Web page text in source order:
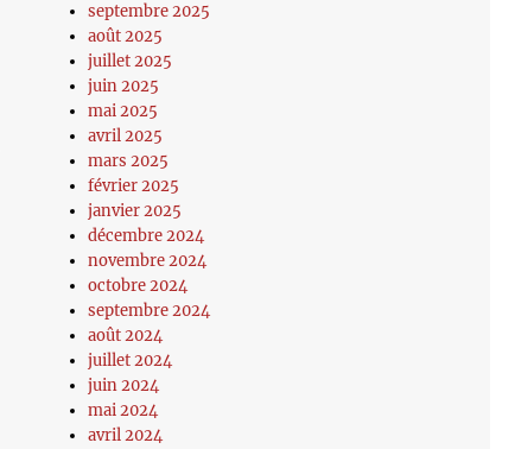
septembre 2025
août 2025
juillet 2025
juin 2025
mai 2025
avril 2025
mars 2025
février 2025
janvier 2025
décembre 2024
novembre 2024
octobre 2024
septembre 2024
août 2024
juillet 2024
juin 2024
mai 2024
avril 2024